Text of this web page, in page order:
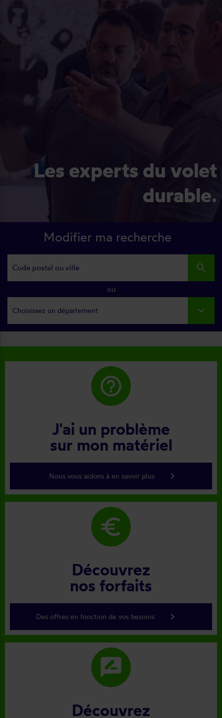
Les experts du volet
durable.
Modifier ma recherche
search
ou
Choisissez un département
help_outline
J'ai un problème
sur mon matériel
Nous vous aidons à en savoir plus keyboard_arrow_right
euro
Découvrez
nos forfaits
Des offres en fonction de vos besoins keyboard_arrow_right
rate_review
Découvrez